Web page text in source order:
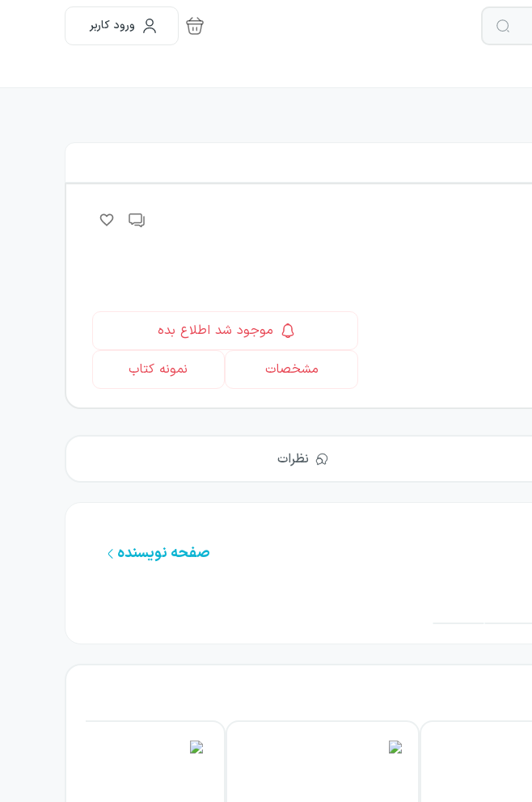
ورود کاربر
موجود شد اطلاع بده
مشخصات
نمونه کتاب
نظرات
صفحه نویسنده